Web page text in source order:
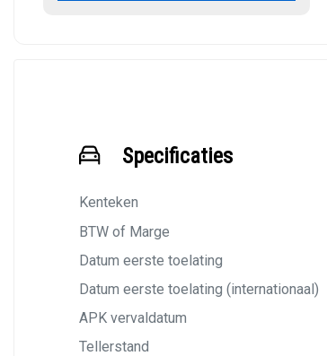
Specificaties
Kenteken
BTW of Marge
Datum eerste toelating
Datum eerste toelating (internationaal)
APK vervaldatum
Tellerstand